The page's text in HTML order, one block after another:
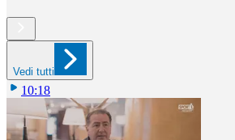
Vedi tutti
10:18